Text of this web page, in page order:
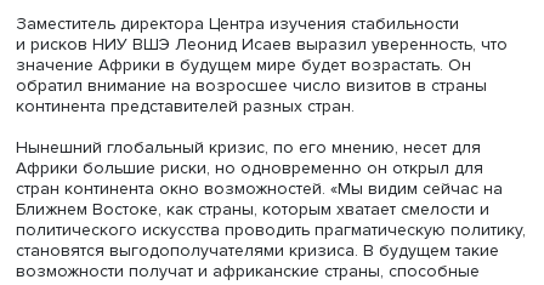
взаимодействия с разными странами.
Директор Центра изучения Африки НИУ ВШЭ Андрей
отметил резкий спрос на африканистов, в том числе со
с Африкой. Он подчеркнул важность разработки
предложений к намеченному на июль саммиту Россия —
Африка, эти инициативы должны родиться внутри
сообщества. По его мнению, целесообразно было бы
облегчить визовый режим для представителей стран
активизировать информационный обмен.